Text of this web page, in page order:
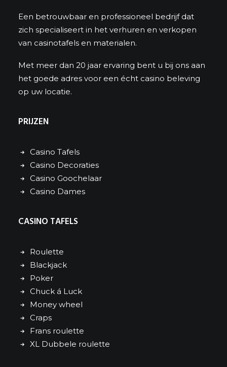
Een betrouwbaar en professioneel bedrijf dat
zich specialiseert in het verhuren en verkopen
van casinotafels en materialen.
Met meer dan 20 jaar ervaring bent u bij ons aan
het goede adres voor een écht casino beleving
op uw locatie.
PRIJZEN
Casino Tafels
Casino Decoraties
Casino Goochelaar
Casino Dames
CASINO TAFELS
Roulette
Blackjack
Poker
Chuck á Luck
Money wheel
Craps
Frans roulette
XL Dubbele roulette